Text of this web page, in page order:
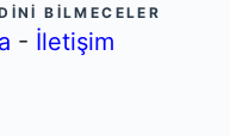
BILMECELER
- İletişim